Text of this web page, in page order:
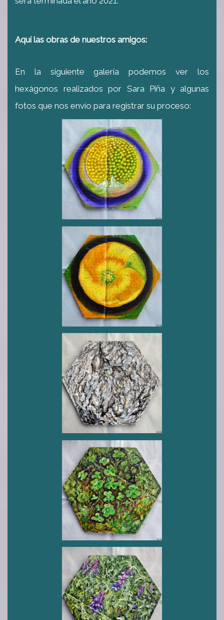
Aquí las obras de nuestros amigos:
En la siguiente galería podemos ver los
hexágonos realizados por Sara Piña y algunas
fotos que nos envío para registrar su proceso: